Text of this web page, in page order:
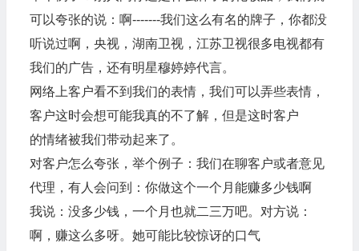
可以夸张的说：啊-------我们这么有名的牌子，你都没
听说过啊，央视，湖南卫视，江苏卫视很多电视都有
我们的广告，还有明星穆婷婷代言。
网络上客户看不到我们的表情，我们可以弄些表情，
客户这时会想可能我真的不了解，但是这时客户
的情绪被我们带动起来了。
对客户怎么夸张，举个例子：我们在聊客户或者意见
代理，有人会问到：你做这个一个月能赚多少钱啊
我说：没多少钱，一个月也就二三万吧。对方说：
啊，赚这么多呀。她可能比较惊讶的口气